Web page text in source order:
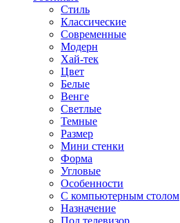
Стиль
Классические
Современные
Модерн
Хай-тек
Цвет
Белые
Венге
Светлые
Темные
Размер
Мини стенки
Форма
Угловые
Особенности
С компьютерным столом
Назначение
Под телевизор